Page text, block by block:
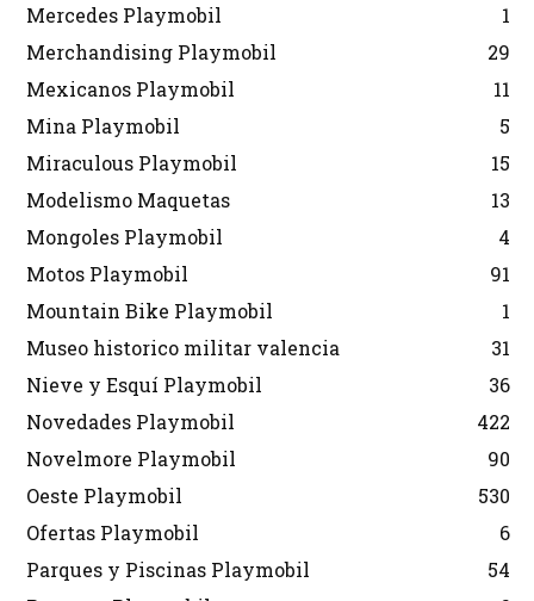
Mercedes Playmobil
1
Merchandising Playmobil
29
Mexicanos Playmobil
11
Mina Playmobil
5
Miraculous Playmobil
15
Modelismo Maquetas
13
Mongoles Playmobil
4
Motos Playmobil
91
Mountain Bike Playmobil
1
Museo historico militar valencia
31
Nieve y Esquí Playmobil
36
Novedades Playmobil
422
Novelmore Playmobil
90
Oeste Playmobil
530
Ofertas Playmobil
6
Parques y Piscinas Playmobil
54